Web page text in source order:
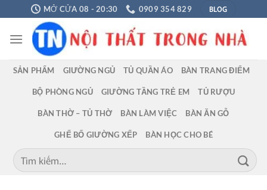
Chuyển
đến
nội
MỞ CỬA 08 - 20:30 0909 354 829 BLOG
SẢN PHẨM GIƯỜNG NGỦ TỦ QUẦN ÁO BÀN TRANG ĐIỂM
BỘ PHÒNG NGỦ GIƯỜNG TẦNG TRẺ EM TỦ RƯỢU
BÀN THỜ – TỦ THỜ BÀN LÀM VIỆC BÀN ĂN GỖ
GHẾ BỐ GIƯỜNG XẾP BÀN HỌC CHO BÉ
Tìm
kiếm: